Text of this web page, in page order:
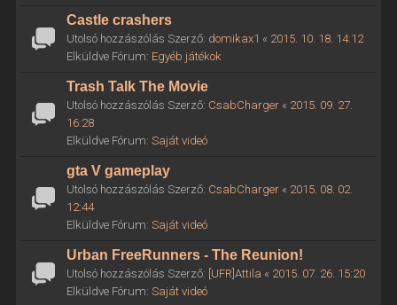
Castle crashers
Utolsó hozzászólás Szerző: domikax1 « 2015. 10. 18. 14:12
Elküldve Fórum: Egyéb játékok
Trash Talk The Movie
Utolsó hozzászólás Szerző: CsabCharger« 2015. 09. 27.
16:28
Elküldve Fórum: Saját videó
gta V gameplay
Utolsó hozzászólás Szerző: CsabCharger« 2015. 08. 02.
12:44
Elküldve Fórum: Saját videó
Urban FreeRunners - The Reunion!
Utolsó hozzászólás Szerző: [UFR]Attila « 2015. 07. 26. 15:20
Elküldve Fórum: Saját videó